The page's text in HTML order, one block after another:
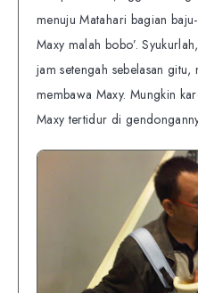
menuju Matahari bagian
Maxy malah bobo’.
jam setengah sebelasan gitu,
membawa Maxy. Mungkin
Maxy tertidur di